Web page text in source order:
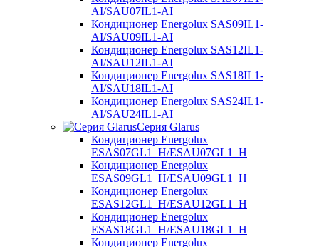
AI/SAU07IL1-AI
Кондиционер Energolux SAS09IL1-
AI/SAU09IL1-AI
Кондиционер Energolux SAS12IL1-
AI/SAU12IL1-AI
Кондиционер Energolux SAS18IL1-
AI/SAU18IL1-AI
Кондиционер Energolux SAS24IL1-
AI/SAU24IL1-AI
Серия Glarus
Кондиционер Energolux
ESAS07GL1_H/ESAU07GL1_H
Кондиционер Energolux
ESAS09GL1_H/ESAU09GL1_H
Кондиционер Energolux
ESAS12GL1_H/ESAU12GL1_H
Кондиционер Energolux
ESAS18GL1_H/ESAU18GL1_H
Кондиционер Energolux